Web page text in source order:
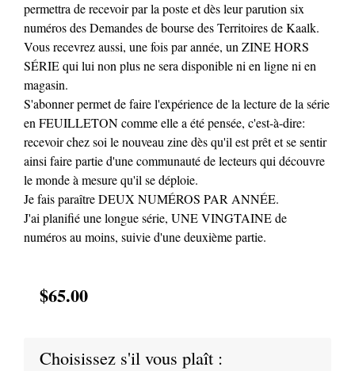
permettra de recevoir par la poste et dès leur parution six
numéros des Demandes de bourse des Territoires de Kaalk.
Vous recevrez aussi, une fois par année, un ZINE HORS
SÉRIE qui lui non plus ne sera disponible ni en ligne ni en
magasin.
S'abonner permet de faire l'expérience de la lecture de la série
en FEUILLETON comme elle a été pensée, c'est-à-dire:
recevoir chez soi le nouveau zine dès qu'il est prêt et se sentir
ainsi faire partie d'une communauté de lecteurs qui découvre
le monde à mesure qu'il se déploie.
Je fais paraître DEUX NUMÉROS PAR ANNÉE.
J'ai planifié une longue série, UNE VINGTAINE de
numéros au moins, suivie d'une deuxième partie.
$65.00
Choisissez s'il vous plaît :